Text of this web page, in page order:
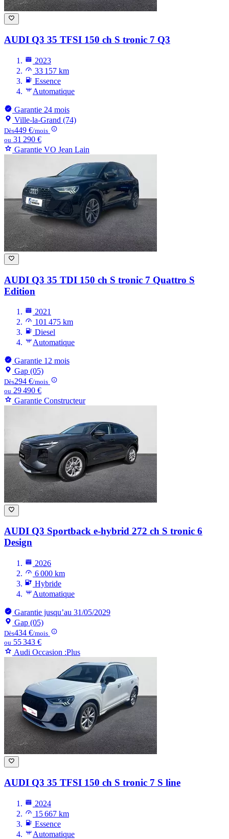
AUDI Q3 35 TFSI 150 ch S tronic 7 Q3
2023
33 157 km
Essence
Automatique
Garantie 24 mois
Ville-la-Grand (74)
Dès449 €/mois
ou 31 290 €
Garantie VO Jean Lain
AUDI Q3 35 TDI 150 ch S tronic 7 Quattro S
Edition
2021
101 475 km
Diesel
Automatique
Garantie 12 mois
Gap (05)
Dès294 €/mois
ou 29 490 €
Garantie Constructeur
AUDI Q3 Sportback e-hybrid 272 ch S tronic 6
Design
2026
6 000 km
Hybride
Automatique
Garantie jusqu’au 31/05/2029
Gap (05)
Dès434 €/mois
ou 55 343 €
Audi Occasion :Plus
AUDI Q3 35 TFSI 150 ch S tronic 7 S line
2024
15 667 km
Essence
Automatique